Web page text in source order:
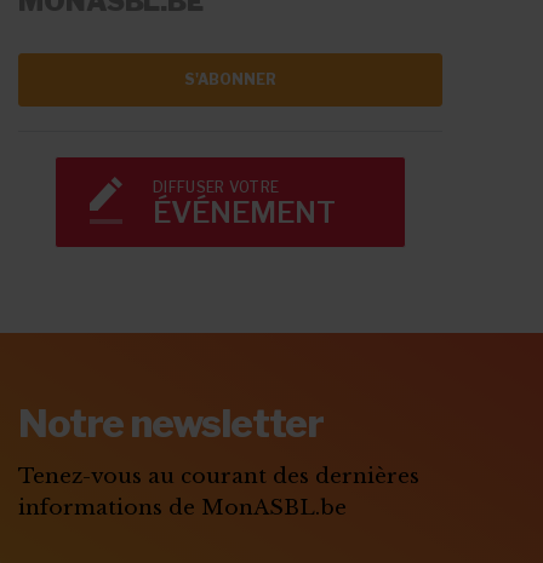
S'ABONNER
DIFFUSER VOTRE
ÉVÉNEMENT
Notre newsletter
Tenez-vous au courant des dernières
informations de MonASBL.be